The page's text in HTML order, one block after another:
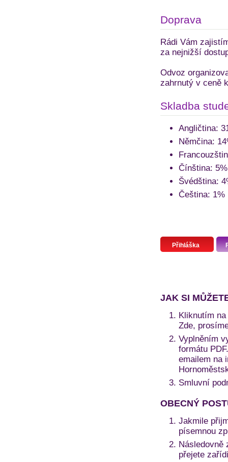
Doprava
Rádi Vám
za nejnižší
Odvoz
zahrnutý v ceně
Skladba
Angličtina:
Němčina:
Čínština: 5%
Švédština:
Čeština: 1%
Přihláška
JAK SI
Kliknutím
Zde,
Vyplněním
formátu
emailem na
Smluvní
OBECNÝ
Jakmile
písemnou
Následovně
přejete